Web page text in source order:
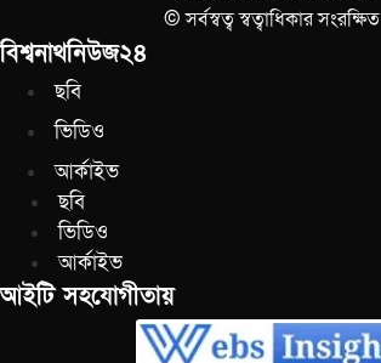
© সর্বস্বত্ব স্বত্বাধিকার সংরক্ষিত
বিশ্বনাথনিউজ২৪
ছবি
ভিডিও
আর্কাইভ
ছবি
ভিডিও
আর্কাইভ
আইটি সহযোগীতায়